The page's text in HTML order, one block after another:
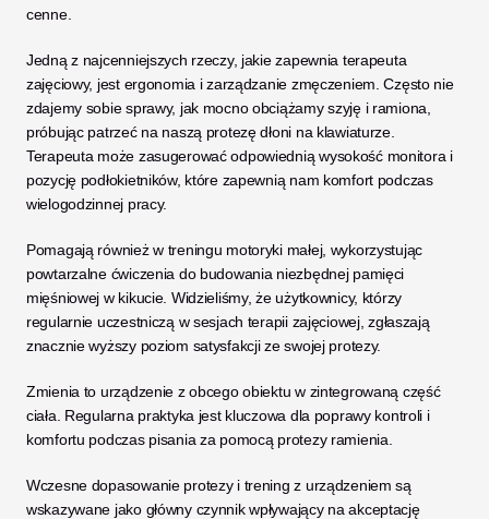
cenne.
Jedną z najcenniejszych rzeczy, jakie zapewnia terapeuta
zajęciowy, jest ergonomia i zarządzanie zmęczeniem. Często nie
zdajemy sobie sprawy, jak mocno obciążamy szyję i ramiona,
próbując patrzeć na naszą protezę dłoni na klawiaturze.
Terapeuta może zasugerować odpowiednią wysokość monitora i
pozycję podłokietników, które zapewnią nam komfort podczas
wielogodzinnej pracy.
Pomagają również w treningu motoryki małej, wykorzystując
powtarzalne ćwiczenia do budowania niezbędnej pamięci
mięśniowej w kikucie. Widzieliśmy, że użytkownicy, którzy
regularnie uczestniczą w sesjach terapii zajęciowej, zgłaszają
znacznie wyższy poziom satysfakcji ze swojej protezy.
Zmienia to urządzenie z obcego obiektu w zintegrowaną część
ciała. Regularna praktyka jest kluczowa dla poprawy kontroli i
komfortu podczas pisania za pomocą protezy ramienia.
Wczesne dopasowanie protezy i trening z urządzeniem są
wskazywane jako główny czynnik wpływający na akceptację